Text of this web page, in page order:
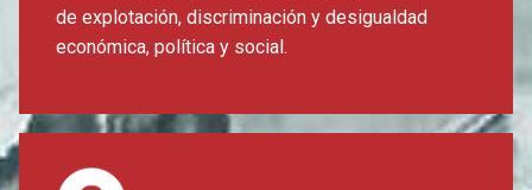
de explotación, discriminación y desigualdad
económica, política y social.